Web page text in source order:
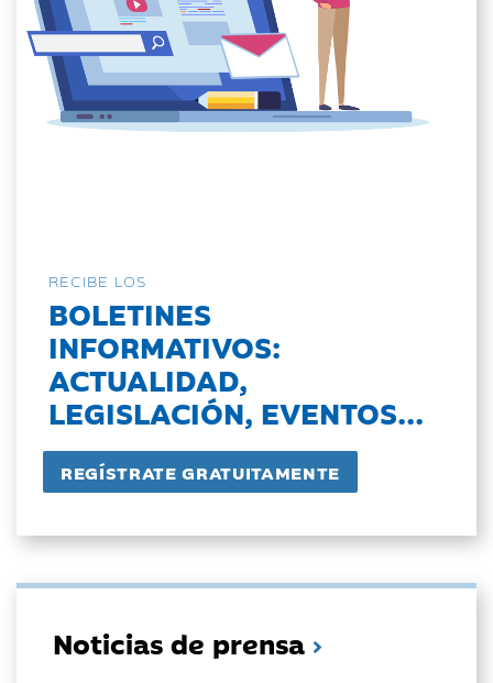
RECIBE LOS
BOLETINES
INFORMATIVOS:
ACTUALIDAD,
LEGISLACIÓN, EVENTOS...
Noticias de prensa